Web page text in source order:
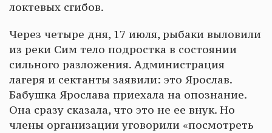
локтевых сгибов.
Через четыре дня, 17 июля, рыбаки выловили
из реки Сим тело подростка в состоянии
сильного разложения. Администрация
лагеря и сектанты заявили: это Ярослав.
Бабушка Ярослава приехала на опознание.
Она сразу сказала, что это не ее внук. Но
члены организации уговорили «посмотреть